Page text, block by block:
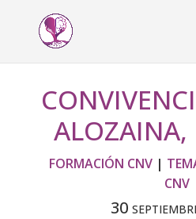
FORMACIÓN CNV|
CNV
30